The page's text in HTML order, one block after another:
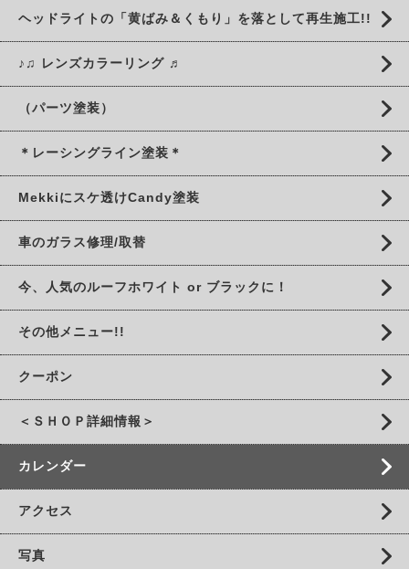
ヘッドライトの「黄ばみ＆くもり」を落として再生施工!!
♪♫ レンズカラーリング ♬
（パーツ塗装）
＊レーシングライン塗装＊
Mekkiにスケ透けCandy塗装
車のガラス修理/取替
今、人気のルーフホワイト or ブラックに！
その他メニュー!!
クーポン
＜ＳＨＯＰ詳細情報＞
カレンダー
アクセス
写真